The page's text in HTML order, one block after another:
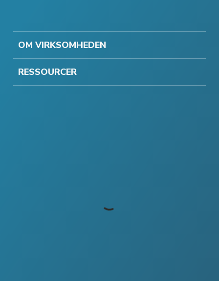
OM VIRKSOMHEDEN
RESSOURCER